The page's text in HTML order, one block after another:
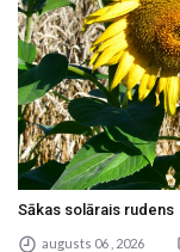
Sākas solārais rudens
augusts 06 , 2026